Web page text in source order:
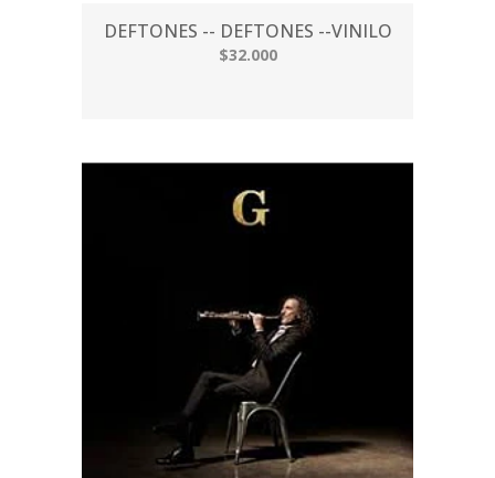
DEFTONES -- DEFTONES --VINILO
$32.000